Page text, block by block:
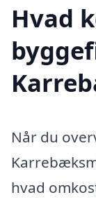
Hvad
Når du
hvad